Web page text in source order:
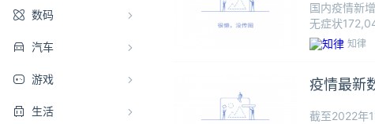
数码
汽车
游戏
生活
国内疫情新
无症状
知律
疫情最新
截至2022年